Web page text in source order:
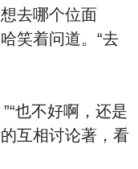
去哪个位面
笑着问道。“去
也不好啊，还是
互相讨论著，看